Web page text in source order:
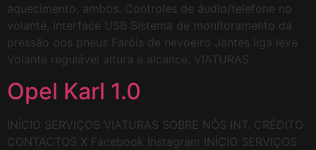
aquecimento, ambos. Controles de áudio/telefone no
volante, Interface USB Sistema de monitoramento da
pressão dos pneus Faróis de nevoeiro Jantes liga leve
Volante regulável altura e alcance. VIATURAS
Opel Karl 1.0
INÍCIO SERVIÇOS VIATURAS SOBRE NÓS INT. CRÉDITO
CONTACTOS X Facebook Instagram INÍCIO SERVIÇOS